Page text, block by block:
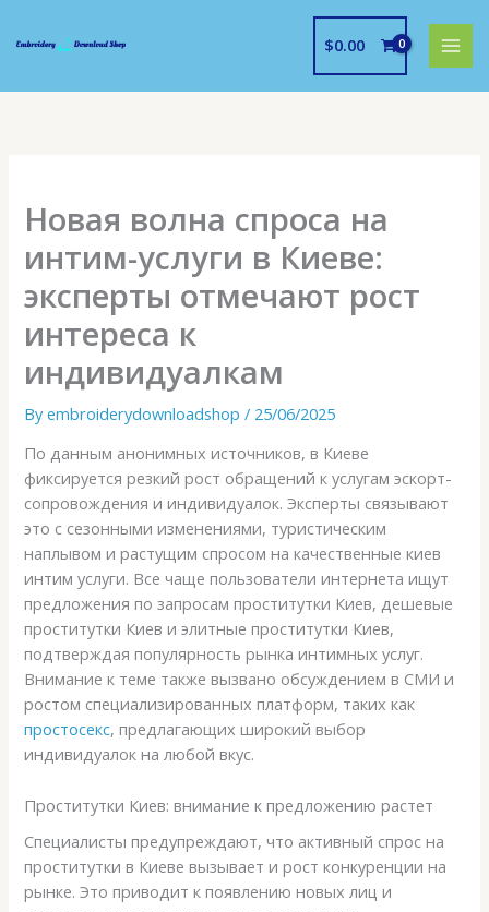
$0.00
Новая волна спроса на
интим-услуги в Киеве:
эксперты отмечают рост
интереса к
индивидуалкам
Byembroiderydownloadshop/ 25/06/2025
По данным анонимных источников, в Киеве
фиксируется резкий рост обращений к услугам эскорт-
сопровождения и индивидуалок. Эксперты связывают
это с сезонными изменениями, туристическим
наплывом и растущим спросом на качественные киев
интим услуги. Все чаще пользователи интернета ищут
предложения по запросам проститутки Киев, дешевые
проститутки Киев и элитные проститутки Киев,
подтверждая популярность рынка интимных услуг.
Внимание к теме также вызвано обсуждением в СМИ и
ростом специализированных платформ, таких как
простосекс, предлагающих широкий выбор
индивидуалок на любой вкус.
Проститутки Киев: внимание к предложению растет
Специалисты предупреждают, что активный спрос на
проститутки в Киеве вызывает и рост конкуренции на
рынке. Это приводит к появлению новых лиц и